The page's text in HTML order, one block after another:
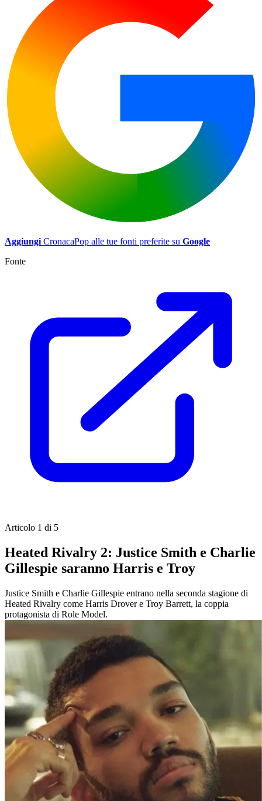
Aggiungi CronacaPop alle tue fonti preferite su Google
Fonte
Articolo 1 di 5
Heated Rivalry 2: Justice Smith e Charlie
Gillespie saranno Harris e Troy
Justice Smith e Charlie Gillespie entrano nella seconda stagione di
Heated Rivalry come Harris Drover e Troy Barrett, la coppia
protagonista di Role Model.